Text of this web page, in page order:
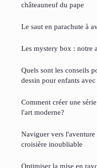
châteauneuf du pape
Le saut en parachute à
Les mystery box : notre
Quels sont les conseils
dessin pour enfants
Comment créer une
l'art moderne?
Naviguer vers
croisière inoubliable
Optimiser la mise en